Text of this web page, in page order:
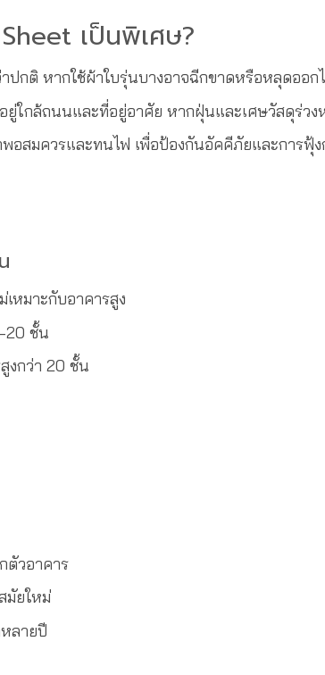
เป็นพิเศษ?
ปกติ หากใช้ผ้าใบรุ่นบางอาจฉีกขาดหรือหลุดออก
ยู่ใกล้ถนนและที่อยู่อาศัย หากฝุ่นและเศษวัสดุร่
สมควรและทนไฟ เพื่อป้องกันอัคคีภัยและการฟุ้ง
หมาะกับอาคารสูง
ชั้น
งกว่า 20 ชั้น
ตัวอาคาร
มัยใหม่
ลายปี